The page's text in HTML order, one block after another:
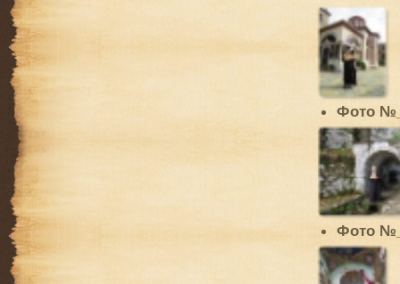
Фото
Фото